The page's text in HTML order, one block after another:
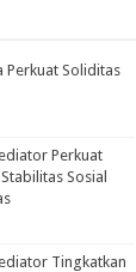
Perkuat Soliditas
Perkuat
Sosial
Tingkatkan